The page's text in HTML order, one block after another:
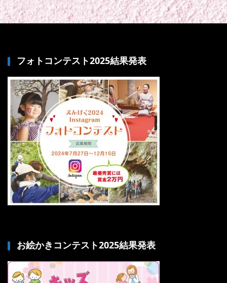
フォトコンテスト2025結果発表
お絵かきコンテスト2025結果発表